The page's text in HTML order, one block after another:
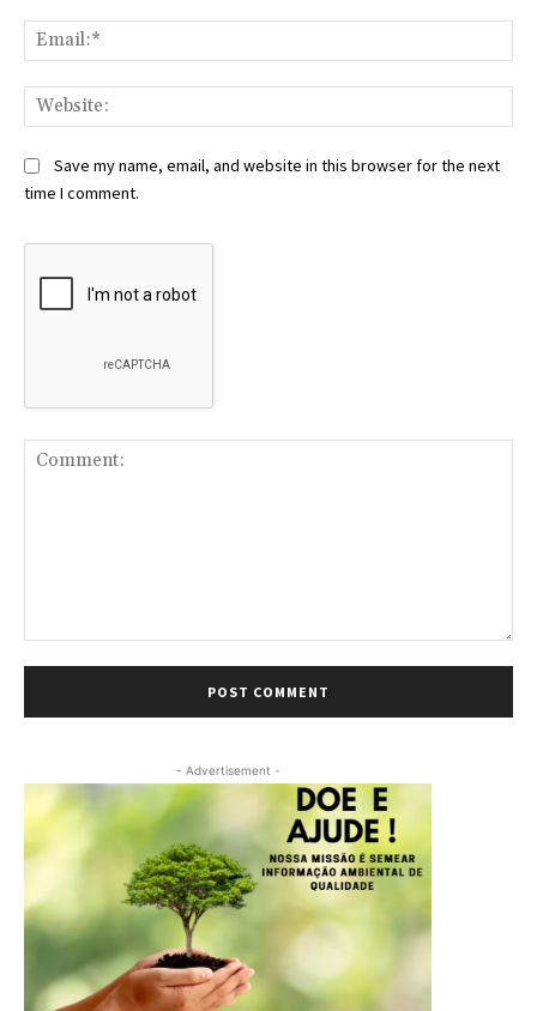
Save my name, email, and website in this browser for the next
time I comment.
- Advertisement -